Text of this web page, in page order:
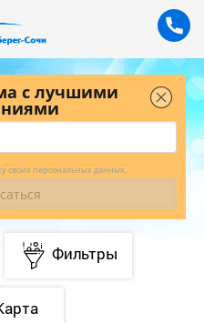
с лучшими
своих персональных данных.
Фильтры